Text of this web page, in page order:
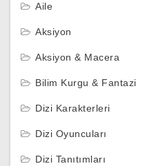
Aile
Aksiyon
Aksiyon & Macera
Bilim Kurgu & Fantazi
Dizi Karakterleri
Dizi Oyuncuları
Dizi Tanıtımları